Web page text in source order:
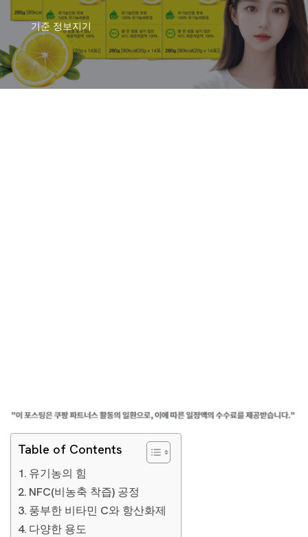
기준 정보지기
Table of Contents
유기농의 힘
NFC(비농축 착즙) 공정
풍부한 비타민 C와 항산화제
다양한 용도